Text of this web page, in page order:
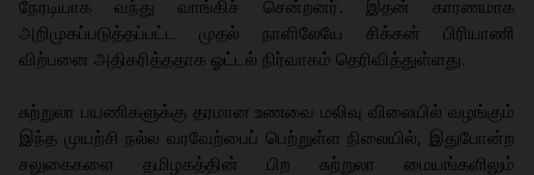
நேரடியாக வந்து வாங்கிச் சென்றனர். இதன் காரணமாக
அறிமுகப்படுத்தப்பட்ட முதல் நாளிலேயே சிக்கன் பிரியாணி
விற்பனை அதிகரித்ததாக ஓட்டல் நிர்வாகம் தெரிவித்துள்ளது.
சுற்றுலா பயணிகளுக்கு தரமான உணவை மலிவு விலையில் வழங்கும்
இந்த முயற்சி நல்ல வரவேற்பைப் பெற்றுள்ள நிலையில், இதுபோன்ற
சலுகைகளை தமிழகத்தின் பிற சுற்றுலா மையங்களிலும்